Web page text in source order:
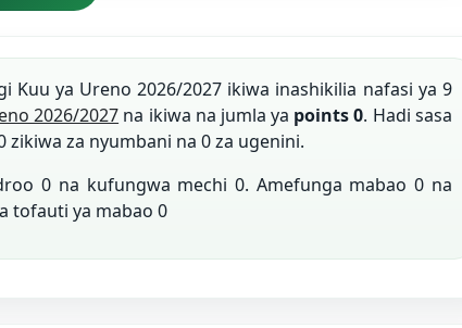
Kuu ya Ureno 2026/2027 ikiwa inashikilia nafasi ya 9
2026/2027 na ikiwa na jumla ya points 0. Hadi sasa
zikiwa za nyumbani na 0 za ugenini.
0 na kufungwa mechi 0. Amefunga mabao 0 na
tofauti ya mabao 0